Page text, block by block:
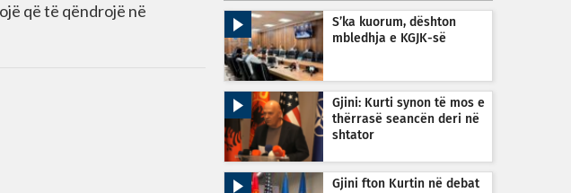
që të qëndrojë në
S’ka kuorum, dështon
mbledhja e KGJK-së
Gjini: Kurti synon të mos e
thërrasë seancën deri në
shtator
Gjini fton Kurtin në debat